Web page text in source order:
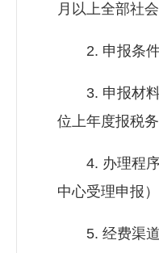
月以上全部社
2. 申报条件
3. 申报材料
位上年度报税
4. 办理程序
中心受理申报
5. 经费渠道